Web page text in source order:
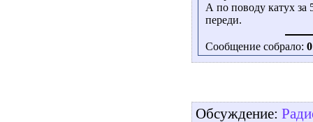
А по поводу катух за
переди.
Сообщение собрало: 0
Обсуждение: